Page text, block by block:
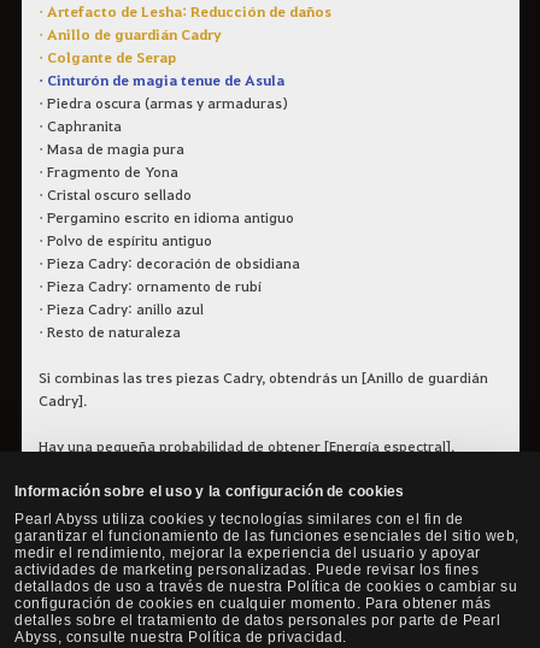
Información sobre el uso y la configuración de cookies
Pearl Abyss utiliza cookies y tecnologías similares con el fin de
garantizar el funcionamiento de las funciones esenciales del sitio web,
medir el rendimiento, mejorar la experiencia del usuario y apoyar
actividades de marketing personalizadas. Puede revisar los fines
detallados de uso a través de nuestra Política de cookies o cambiar su
configuración de cookies en cualquier momento. Para obtener más
detalles sobre el tratamiento de datos personales por parte de Pearl
Abyss, consulte nuestra Política de privacidad.
• Artefacto de Lesha: Reducción de daños
• Anillo de guardián Cadry
• Colgante de Serap
• Cinturón de magia tenue de Asula
• Piedra oscura (armas y armaduras)
• Caphranita
• Masa de magia pura
• Fragmento de Yona
• Cristal oscuro sellado
• Pergamino escrito en idioma antiguo
• Polvo de espíritu antiguo
• Pieza Cadry: decoración de obsidiana
• Pieza Cadry: ornamento de rubí
• Pieza Cadry: anillo azul
• Resto de naturaleza
Si combinas las tres piezas Cadry, obtendrás un [Anillo de guardián
Cadry].
Hay una pequeña probabilidad de obtener [Energía espectral].
5. Densidad de aventureros
Aunque no es tan popular como el Santuario de Medialuna, ya que no
se ganan tantas platas, sigue siendo un destino atractivo por tener